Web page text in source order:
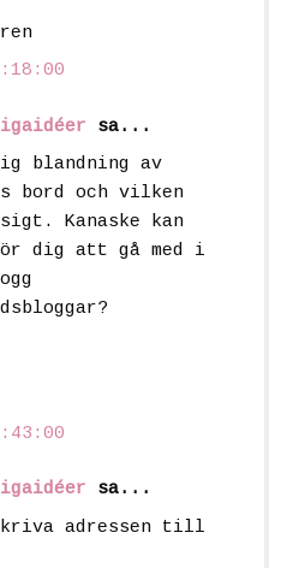
sa...
blandning av
bord och vilken
Kanaske kan
dig att gå med i
sa...
adressen till